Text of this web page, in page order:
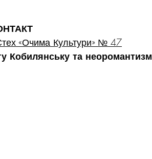
«Очима Культури» № 47
Кобилянську та неоромантизм